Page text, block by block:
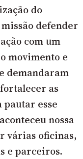
do
defender
com um
movimento e
demandaram
as
pautar esse
nossa
várias oficinas,
e parceiros.